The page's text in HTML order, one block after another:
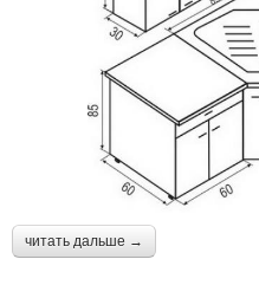
читать дальше →